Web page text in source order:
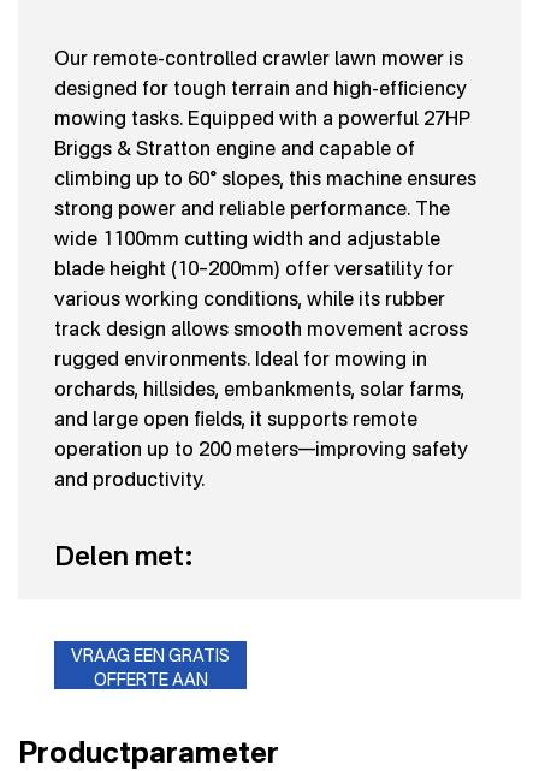
Our remote-controlled crawler lawn mower is
designed for tough terrain and high-efficiency
mowing tasks. Equipped with a powerful 27HP
Briggs & Stratton engine and capable of
climbing up to 60° slopes, this machine ensures
strong power and reliable performance. The
wide 1100mm cutting width and adjustable
blade height (10–200mm) offer versatility for
various working conditions, while its rubber
track design allows smooth movement across
rugged environments. Ideal for mowing in
orchards, hillsides, embankments, solar farms,
and large open fields, it supports remote
operation up to 200 meters—improving safety
and productivity.
Delen met:
VRAAG EEN GRATIS
OFFERTE AAN
Productparameter